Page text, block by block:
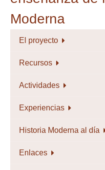
El proyecto
Recursos
Actividades
Experiencias
Historia Moderna al día
Enlaces